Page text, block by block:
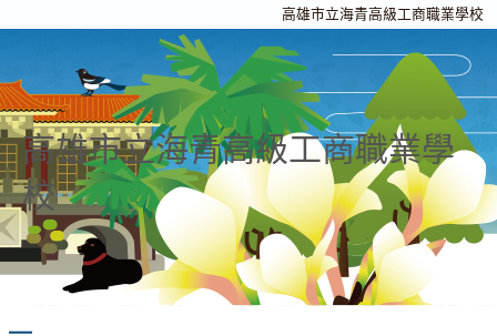
高雄市立海青高級工商職業學校
高雄市立海青高級工商職業學
校